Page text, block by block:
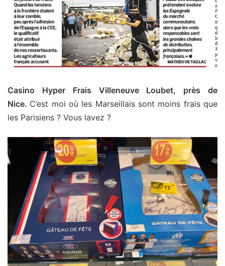
Casino Hyper Frais Villeneuve Loubet, près de
Nice. C’est moi où les Marseillais sont moins frais que
les Parisiens ? Vous lavez ?